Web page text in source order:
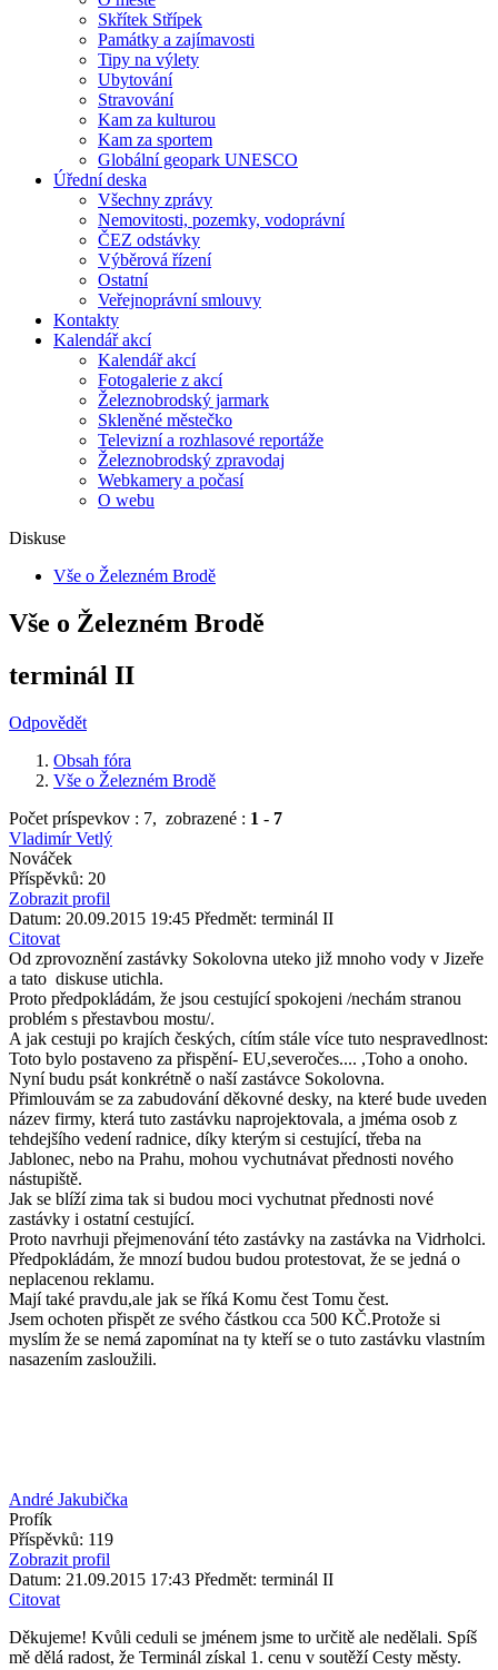
Skřítek Střípek
Památky a zajímavosti
Tipy na výlety
Ubytování
Stravování
Kam za kulturou
Kam za sportem
Globální geopark UNESCO
Úřední deska
Všechny zprávy
Nemovitosti, pozemky, vodoprávní
ČEZ odstávky
Výběrová řízení
Ostatní
Veřejnoprávní smlouvy
Kontakty
Kalendář akcí
Kalendář akcí
Fotogalerie z akcí
Železnobrodský jarmark
Skleněné městečko
Televizní a rozhlasové reportáže
Železnobrodský zpravodaj
Webkamery a počasí
O webu
Diskuse
Vše o Železném Brodě
Vše o Železném Brodě
terminál II
Odpovědět
Obsah fóra
Vše o Železném Brodě
Počet príspevkov : 7, zobrazené : 1 - 7
Vladimír Vetlý
Nováček
Příspěvků: 20
Zobrazit profil
Datum: 20.09.2015 19:45 Předmět: terminál II
Citovat
Od zprovoznění zastávky Sokolovna uteko již mnoho vody v Jizeře
a tato diskuse utichla.
Proto předpokládám, že jsou cestující spokojeni /nechám stranou
problém s přestavbou mostu/.
A jak cestuji po krajích českých, cítím stále více tuto nespravedlnost:
Toto bylo postaveno za přispění- EU,severočes.... ,Toho a onoho.
Nyní budu psát konkrétně o naší zastávce Sokolovna.
Přimlouvám se za zabudování děkovné desky, na které bude uveden
název firmy, která tuto zastávku naprojektovala, a jméma osob z
tehdejšího vedení radnice, díky kterým si cestující, třeba na
Jablonec, nebo na Prahu, mohou vychutnávat přednosti nového
nástupiště.
Jak se blíží zima tak si budou moci vychutnat přednosti nové
zastávky i ostatní cestující.
Proto navrhuji přejmenování této zastávky na zastávka na Vidrholci.
Předpokládám, že mnozí budou budou protestovat, že se jedná o
neplacenou reklamu.
Mají také pravdu,ale jak se říká Komu čest Tomu čest.
Jsem ochoten přispět ze svého částkou cca 500 KČ.Protože si
myslím že se nemá zapomínat na ty kteří se o tuto zastávku vlastním
nasazením zasloužili.
André Jakubička
Profík
Příspěvků: 119
Zobrazit profil
Datum: 21.09.2015 17:43 Předmět: terminál II
Citovat
Děkujeme! Kvůli ceduli se jménem jsme to určitě ale nedělali. Spíš
mě dělá radost, že Terminál získal 1. cenu v soutěží Cesty městy.